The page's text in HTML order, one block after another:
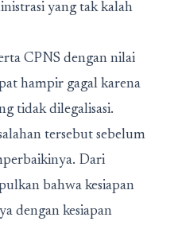
yang tak kalah
CPNS dengan nilai
hampir gagal karena
tidak dilegalisasi.
tersebut sebelum
Dari
bahwa kesiapan
dengan kesiapan